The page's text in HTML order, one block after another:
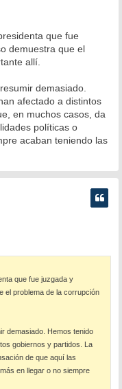
que fue
demuestra que el
allí.
demasiado.
afectado a distintos
en muchos casos, da
políticas o
acaban teniendo las
que fue juzgada y
el problema de la corrupción
demasiado. Hemos tenido
gobiernos y partidos. La
de que aquí las
en llegar o no siempre